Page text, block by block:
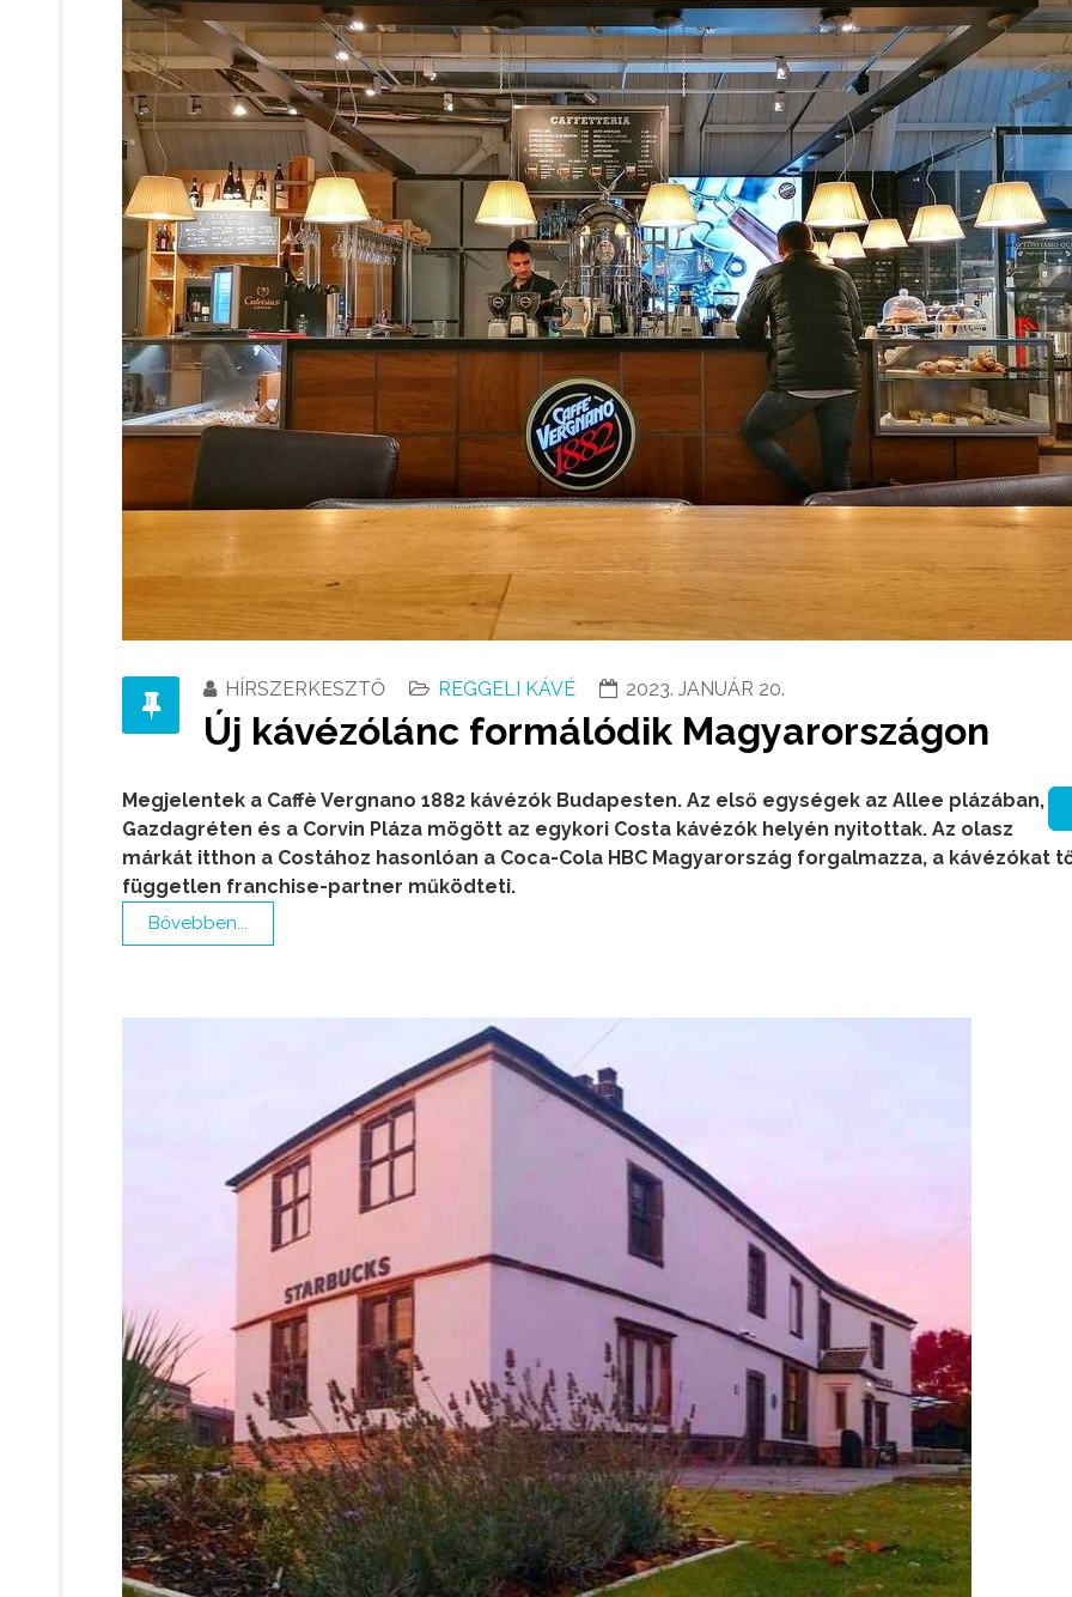
HÍRSZERKESZTŐ REGGELI KÁVÉ 2023. JANUÁR 20.
Új kávézólánc formálódik Magyarországon
Megjelentek a Caffè Vergnano 1882 kávézók Budapesten. Az első egységek az Allee plázában,
Gazdagréten és a Corvin Pláza mögött az egykori Costa kávézók helyén nyitottak. Az olasz
márkát itthon a Costához hasonlóan a Coca-Cola HBC Magyarország forgalmazza, a kávézókat
független franchise-partner működteti.
Bővebben...